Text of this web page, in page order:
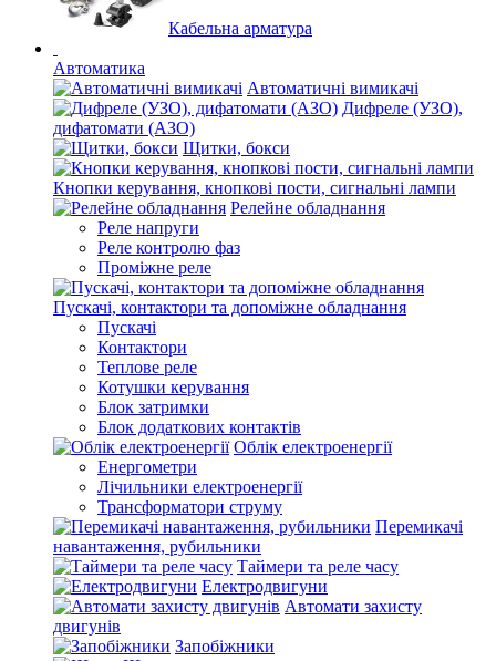
Кабельна арматура
Автоматика
Автоматичні вимикачі
Дифреле (УЗО),
дифатомати (АЗО)
Щитки, бокси
Кнопки керування, кнопкові пости, сигнальні лампи
Релейне обладнання
Реле напруги
Реле контролю фаз
Проміжне реле
Пускачі, контактори та допоміжне обладнання
Пускачі
Контактори
Теплове реле
Котушки керування
Блок затримки
Блок додаткових контактів
Облік електроенергії
Енергометри
Лічильники електроенергії
Трансформатори струму
Перемикачі
навантаження, рубильники
Таймери та реле часу
Електродвигуни
Автомати захисту
двигунів
Запобіжники